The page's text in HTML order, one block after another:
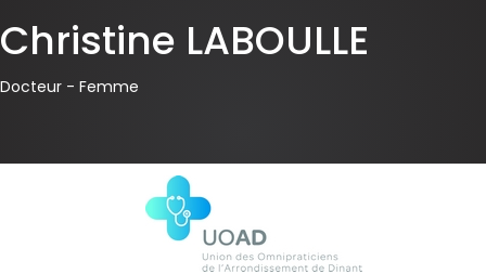
Christine LABOULLE
Docteur - Femme